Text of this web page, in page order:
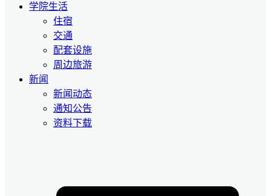
学院生活
住宿
交通
配套设施
周边旅游
新闻
新闻动态
通知公告
资料下载